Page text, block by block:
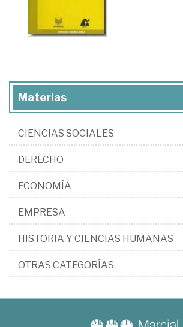
Materias
CIENCIAS SOCIALES
DERECHO
ECONOMÍA
EMPRESA
HISTORIA Y CIENCIAS HUMANAS
OTRAS CATEGORÍAS